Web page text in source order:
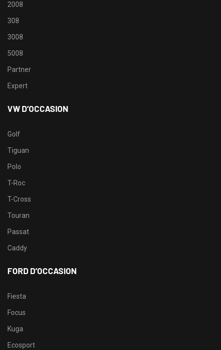
2008
308
3008
5008
Partner
Expert
VW D’OCCASION
Golf
Tiguan
Polo
T-Roc
T-Cross
Touran
Passat
Caddy
FORD D’OCCASION
Fiesta
Focus
Kuga
Ecosport